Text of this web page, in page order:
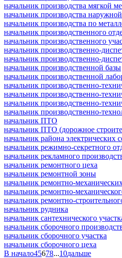
начальник производства мягкой
начальник производства
начальник производства по
начальник производственного
начальник производственного
начальник производственно-
начальник производственно-
начальник производственной базы
начальник производственной
начальник производственно-
начальник производственно-
начальник производственно-
начальник производственно-
начальник ПТО
начальник ПТО (дорожное
начальник района электрических
начальник режимно-секретного
начальник рекламного
начальник ремонтного цеха
начальник ремонтной зоны
начальник ремонтно-
начальник ремонтно-
начальник ремонтно-
начальник рудника
начальник сантехнического
начальник сборочного
начальник сборочного участка
начальник сборочного цеха
В начало45678...10дальше